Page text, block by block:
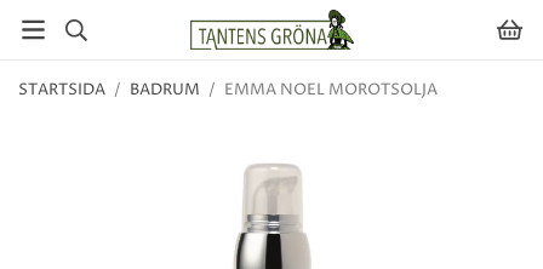
STARTSIDA / BADRUM / EMMA NOEL MOROTSOLJA